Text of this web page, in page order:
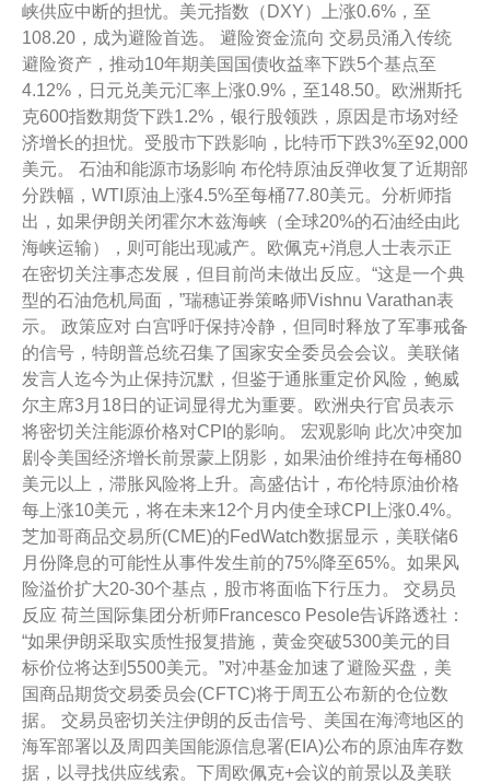
峡供应中断的担忧。美元指数（DXY）上涨0.6%，至
108.20，成为避险首选。 避险资金流向 交易员涌入传统
避险资产，推动10年期美国国债收益率下跌5个基点至
4.12%，日元兑美元汇率上涨0.9%，至148.50。欧洲斯托
克600指数期货下跌1.2%，银行股领跌，原因是市场对经
济增长的担忧。受股市下跌影响，比特币下跌3%至92,000
美元。 石油和能源市场影响 布伦特原油反弹收复了近期部
分跌幅，WTI原油上涨4.5%至每桶77.80美元。分析师指
出，如果伊朗关闭霍尔木兹海峡（全球20%的石油经由此
海峡运输），则可能出现减产。欧佩克+消息人士表示正
在密切关注事态发展，但目前尚未做出反应。“这是一个典
型的石油危机局面，”瑞穗证券策略师Vishnu Varathan表
示。 政策应对 白宫呼吁保持冷静，但同时释放了军事戒备
的信号，特朗普总统召集了国家安全委员会会议。美联储
发言人迄今为止保持沉默，但鉴于通胀重定价风险，鲍威
尔主席3月18日的证词显得尤为重要。欧洲央行官员表示
将密切关注能源价格对CPI的影响。 宏观影响 此次冲突加
剧令美国经济增长前景蒙上阴影，如果油价维持在每桶80
美元以上，滞胀风险将上升。高盛估计，布伦特原油价格
每上涨10美元，将在未来12个月内使全球CPI上涨0.4%。
芝加哥商品交易所(CME)的FedWatch数据显示，美联储6
月份降息的可能性从事件发生前的75%降至65%。如果风
险溢价扩大20-30个基点，股市将面临下行压力。 交易员
反应 荷兰国际集团分析师Francesco Pesole告诉路透社：
“如果伊朗采取实质性报复措施，黄金突破5300美元的目
标价位将达到5500美元。”对冲基金加速了避险买盘，美
国商品期货交易委员会(CFTC)将于周五公布新的仓位数
据。 交易员密切关注伊朗的反击信号、美国在海湾地区的
海军部署以及周四美国能源信息署(EIA)公布的原油库存数
据，以寻找供应线索。下周欧佩克+会议的前景以及美联